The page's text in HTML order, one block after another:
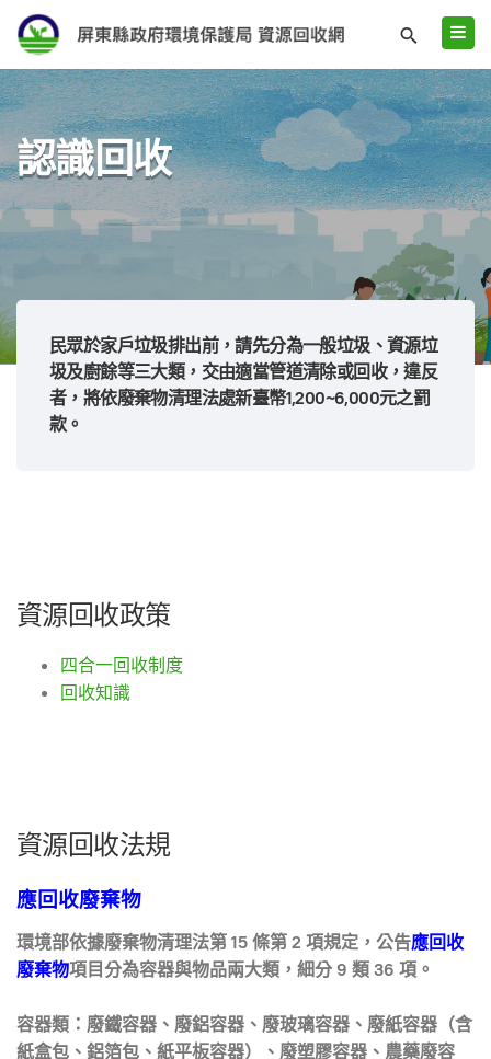
認識回收
民眾於家戶垃圾排出前，請先分為一般垃圾、資源垃
圾及廚餘等三大類，交由適當管道清除或回收，違反
者，將依廢棄物清理法處新臺幣1,200~6,000元之罰
款。
資源回收政策
四合一回收制度
回收知識
資源回收法規
應回收廢棄物
環境部依據廢棄物清理法第 15 條第 2 項規定，公告應回收
廢棄物項目分為容器與物品兩大類，細分 9 類 36 項。
容器類：廢鐵容器、廢鋁容器、廢玻璃容器、廢紙容器（含
紙盒包、鋁箔包、紙平板容器）、廢塑膠容器、農藥廢容